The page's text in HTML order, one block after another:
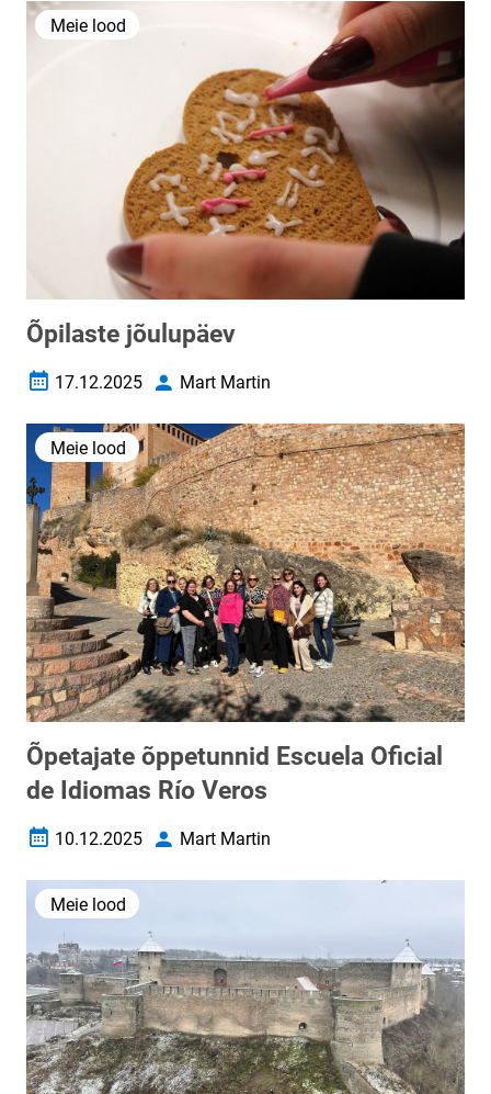
Meie lood
Õpilaste jõulupäev
Loomise kuupäev
17.12.2025 AutorMart Martin
Meie lood
Õpetajate õppetunnid Escuela Oficial
de Idiomas Río Veros
Loomise kuupäev
10.12.2025 AutorMart Martin
Meie lood